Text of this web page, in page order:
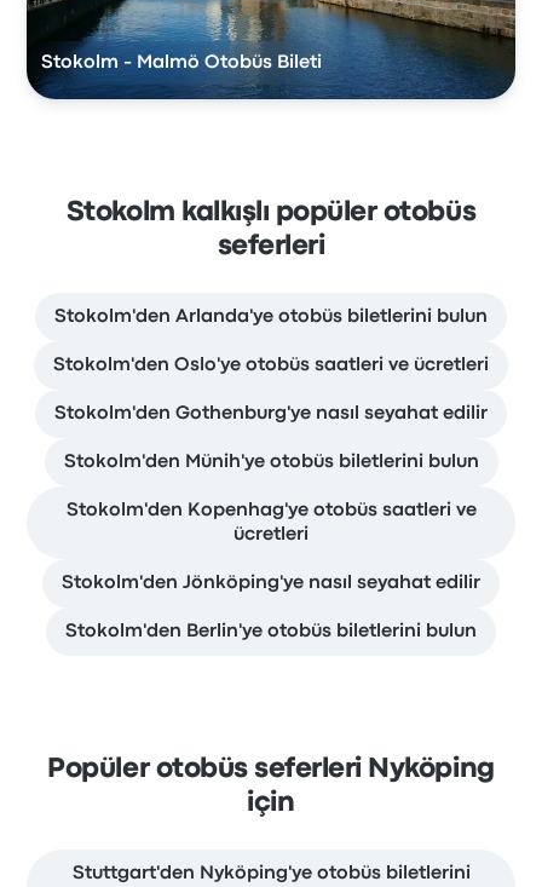
Stokolm - Malmö Otobüs Bileti
Stokolm kalkışlı popüler otobüs
seferleri
Stokolm'den Arlanda'ye otobüs biletlerini bulun
Stokolm'den Oslo'ye otobüs saatleri ve ücretleri
Stokolm'den Gothenburg'ye nasıl seyahat edilir
Stokolm'den Münih'ye otobüs biletlerini bulun
Stokolm'den Kopenhag'ye otobüs saatleri ve
ücretleri
Stokolm'den Jönköping'ye nasıl seyahat edilir
Stokolm'den Berlin'ye otobüs biletlerini bulun
Popüler otobüs seferleri Nyköping
için
Stuttgart'den Nyköping'ye otobüs biletlerini